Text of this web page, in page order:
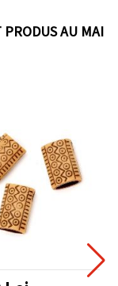
PRODUS AU MAI